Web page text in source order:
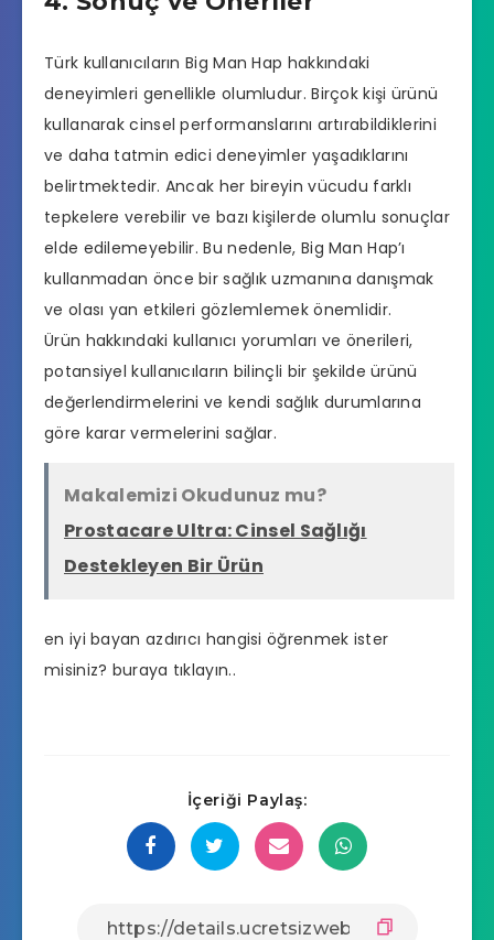
Türk kullanıcıların Big Man Hap hakkındaki
deneyimleri genellikle olumludur. Birçok kişi ürünü
kullanarak cinsel performanslarını artırabildiklerini
ve daha tatmin edici deneyimler yaşadıklarını
belirtmektedir. Ancak her bireyin vücudu farklı
tepkelere verebilir ve bazı kişilerde olumlu sonuçlar
elde edilemeyebilir. Bu nedenle, Big Man Hap’ı
kullanmadan önce bir sağlık uzmanına danışmak
ve olası yan etkileri gözlemlemek önemlidir.
Ürün hakkındaki kullanıcı yorumları ve önerileri,
potansiyel kullanıcıların bilinçli bir şekilde ürünü
değerlendirmelerini ve kendi sağlık durumlarına
göre karar vermelerini sağlar.
Makalemizi Okudunuz mu?
Prostacare Ultra: Cinsel Sağlığı
Destekleyen Bir Ürün
en iyi bayan azdırıcı hangisi öğrenmek ister
misiniz? buraya tıklayın..
İçeriği Paylaş: